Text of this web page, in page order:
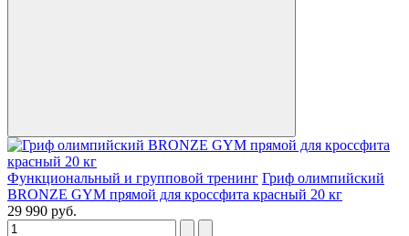
Функциональный и групповой тренинг Гриф олимпийский
BRONZE GYM прямой для кроссфита красный 20 кг
29 990 руб.